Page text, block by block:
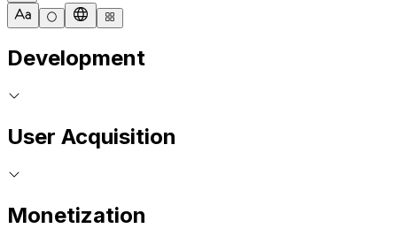
Development
User Acquisition
Monetization